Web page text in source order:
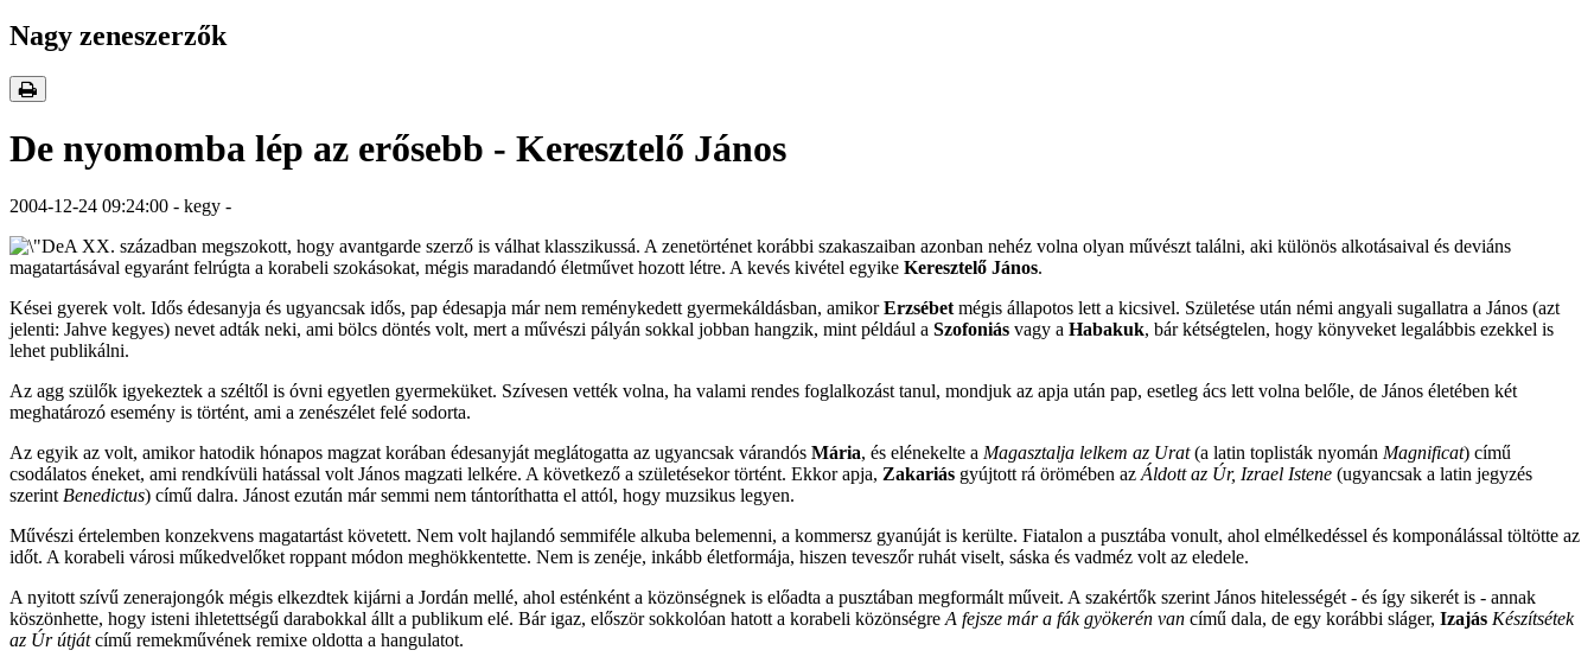
Nagy zeneszerzők
De nyomomba lép az erősebb - Keresztelő János
2004-12-24 09:24:00 - kegy -
A XX. században megszokott, hogy avantgarde szerző is válhat klasszikussá. A zenetörténet korábbi szakaszaiban azonban nehéz volna olyan művészt találni, aki különös alkotásaival és deviáns
magatartásával egyaránt felrúgta a korabeli szokásokat, mégis maradandó életművet hozott létre. A kevés kivétel egyike Keresztelő János.
Kései gyerek volt. Idős édesanyja és ugyancsak idős, pap édesapja már nem reménykedett gyermekáldásban, amikorErzsébetmégis állapotos lett a kicsivel. Születése után némi angyali sugallatra a János (azt
jelenti: Jahve kegyes) nevet adták neki, ami bölcs döntés volt, mert a művészi pályán sokkal jobban hangzik, mint például a Szofoniás vagy a Habakuk, bár kétségtelen, hogy könyveket legalábbis ezekkel is
lehet publikálni.
Az agg szülők igyekeztek a széltől is óvni egyetlen gyermeküket. Szívesen vették volna, ha valami rendes foglalkozást tanul, mondjuk az apja után pap, esetleg ács lett volna belőle, de János életében két
meghatározó esemény is történt, ami a zenészélet felé sodorta.
Az egyik az volt, amikor hatodik hónapos magzat korában édesanyját meglátogatta az ugyancsak várandós Mária, és elénekelte a Magasztalja lelkem az Urat(a latin toplisták nyomán Magnificat) című
csodálatos éneket, ami rendkívüli hatással volt János magzati lelkére. A következő a születésekor történt. Ekkor apja, Zakariás gyújtott rá örömében azÁldott az Úr, Izrael Istene (ugyancsak a latin jegyzés
szerintBenedictus) című dalra. Jánost ezután már semmi nem tántoríthatta el attól, hogy muzsikus legyen.
Művészi értelemben konzekvens magatartást követett. Nem volt hajlandó semmiféle alkuba belemenni, a kommersz gyanúját is kerülte. Fiatalon a pusztába vonult, ahol elmélkedéssel és komponálással töltötte az
időt. A korabeli városi műkedvelőket roppant módon meghökkentette. Nem is zenéje, inkább életformája, hiszen teveszőr ruhát viselt, sáska és vadméz volt az eledele.
A nyitott szívű zenerajongók mégis elkezdtek kijárni a Jordán mellé, ahol esténként a közönségnek is előadta a pusztában megformált műveit. A szakértők szerint János hitelességét - és így sikerét is - annak
köszönhette, hogy isteni ihletettségű darabokkal állt a publikum elé. Bár igaz, először sokkolóan hatott a korabeli közönségreA fejsze már a fák gyökerén van című dala, de egy korábbi sláger, Izajás Készítsétek
az Úr útjátcímű remekművének remixe oldotta a hangulatot.